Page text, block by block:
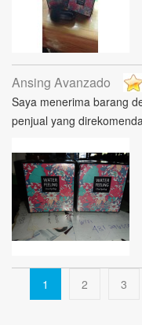
Ansing Avanzado
Saya menerima barang
penjual yang
1 2 3